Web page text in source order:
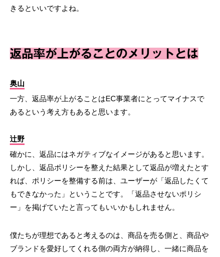
きるといいですよね。
返品率が上がることのメリットとは
奥山
一方、返品率が上がることはEC事業者にとってマイナスで
あるという考え方もあると思います。
辻野
確かに、返品にはネガティブなイメージがあると思います。
しかし、返品ポリシーを整えた結果として返品が増えたとす
れば、ポリシーを整備する前は、ユーザーが「返品したくて
もできなかった」ということです。「返品させないポリシ
ー」を掲げていたと言ってもいいかもしれません。
僕たちが理想であると考えるのは、商品を売る側と、商品や
ブランドを愛好してくれる側の両方が納得し、一緒に商品を